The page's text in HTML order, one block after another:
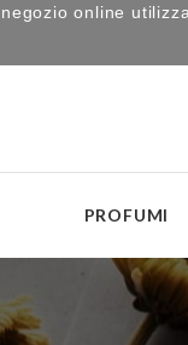
PROFUMI
online